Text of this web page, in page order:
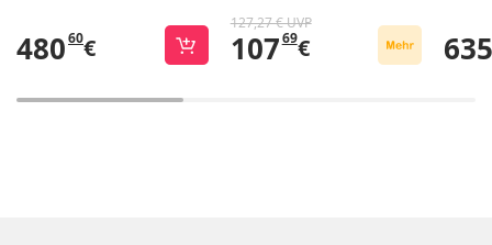
48060€
127,27 € UVP
10769€